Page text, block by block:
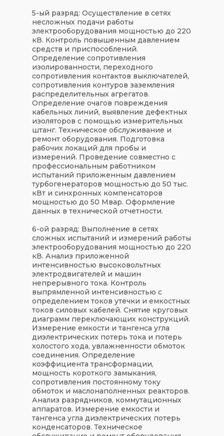
5-ый разряд: Осуществление в сетях
несложных подачи работы
электрооборудования мощностью до 220
кВ. Контроль повышенным давлением
средств и приспособлений.
Определение сопротивления
изолированности, переходного
сопротивления контактов выключателей,
сопротивления контуров заземления
распределительных агрегатов.
Определение очагов повреждения
кабельных линий, выявление дефектных
изоляторов с помощью измерительных
штанг. Техническое обслуживание и
ремонт оборудования. Подготовка
рабочих локаций для пробы и
измерений. Проведение совместно с
профессиональным работником
испытаний приложенным давлением
турбогенераторов мощностью до 50 тыс.
кВт и синхронных компенсаторов
мощностью до 50 Мвар. Оформление
данных в технической отчетности.
6-ой разряд: Выполнение в сетях
сложных испытаний и измерений работы
электрооборудования мощностью до 220
кВ. Анализ приложенной
интенсивностью высоковольтных
электродвигателей и машин
непрерывного тока. Контроль
выпрямленной интенсивностью с
определением токов утечки и емкостных
токов силовых кабелей. Снятие круговых
диаграмм переключающих конструкций.
Измерение емкости и тангенса угла
диэлектрических потерь тока и потерь
холостого хода, увлажненности обмоток
соединения. Определение
коэффициента трансформации,
мощность короткого замыкания,
сопротивления постоянному току
обмоток и маслонаполненных реакторов.
Анализ разрядников, коммутационных
аппаратов. Измерение емкости и
тангенса угла диэлектрических потерь
конденсаторов. Техническое